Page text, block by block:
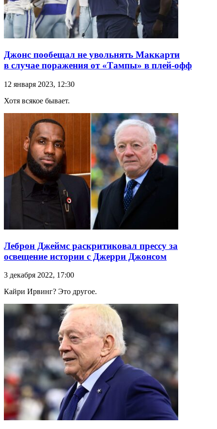
Джонс пообещал не увольнять Маккарти
в случае поражения от «Тампы» в плей-офф
12 января 2023, 12:30
Хотя всякое бывает.
Леброн Джеймс раскритиковал прессу за
освещение истории с Джерри Джонсом
3 декабря 2022, 17:00
Кайри Ирвинг? Это другое.